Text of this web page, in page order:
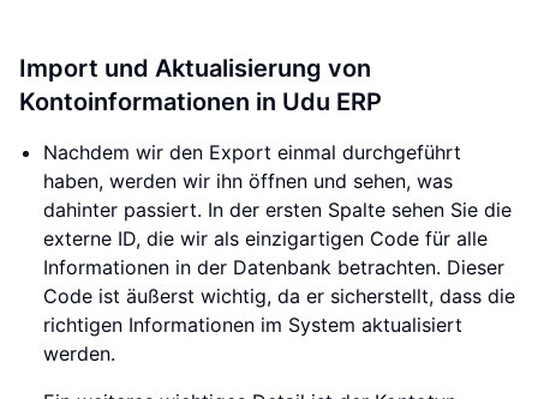
Import und Aktualisierung von
Kontoinformationen in Udu ERP
Nachdem wir den Export einmal durchgeführt
haben, werden wir ihn öffnen und sehen, was
dahinter passiert. In der ersten Spalte sehen Sie die
externe ID, die wir als einzigartigen Code für alle
Informationen in der Datenbank betrachten. Dieser
Code ist äußerst wichtig, da er sicherstellt, dass die
richtigen Informationen im System aktualisiert
werden.